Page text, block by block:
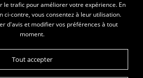
le trafic pour améliorer votre expérience. En
ci-contre, vous consentez à leur utilisation.
d'avis et modifier vos préférences à tout
moment.
Tout accepter